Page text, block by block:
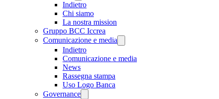
Indietro
Chi siamo
La nostra mission
Gruppo BCC Iccrea
Comunicazione e media
Indietro
Comunicazione e media
News
Rassegna stampa
Uso Logo Banca
Governance